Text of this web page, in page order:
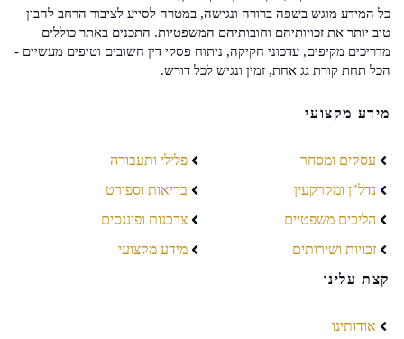
כל המידע מוגש בשפה ברורה ונגישה, במטרה לסייע לציבור הרחב להבין
טוב יותר את זכויותיהם וחובותיהם המשפטיות. התכנים באתר כוללים
מדריכים מקיפים, עדכוני חקיקה, ניתוח פסקי דין חשובים וטיפים מעשיים -
הכל תחת קורת גג אחת, זמין ונגיש לכל דורש.
מידע מקצועי
עסקים ומסחר
נדל"ן ומקרקעין
הליכים משפטיים
זכויות ושירותים
פלילי ותעבורה
בריאות וספורט
צרכנות ופיננסים
מידע מקצועי
קצת עלינו
אודותינו